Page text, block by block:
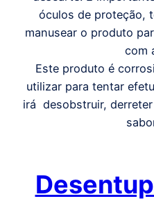
óculos de proteção,
manusear o produto
com
Este produto é
utilizar para tentar
irá desobstruir,